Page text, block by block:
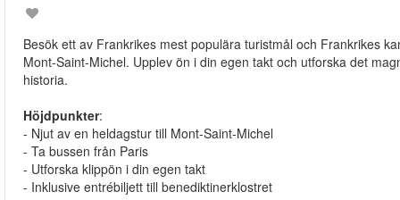
Besök ett av Frankrikes mest populära turistmål och Frankrikes
Mont-Saint-Michel. Upplev ön i din egen takt och utforska det
historia.
Höjdpunkter:
- Njut av en heldagstur till Mont-Saint-Michel
- Ta bussen från Paris
- Utforska klippön i din egen takt
- Inklusive entrébiljett till benediktinerklostret